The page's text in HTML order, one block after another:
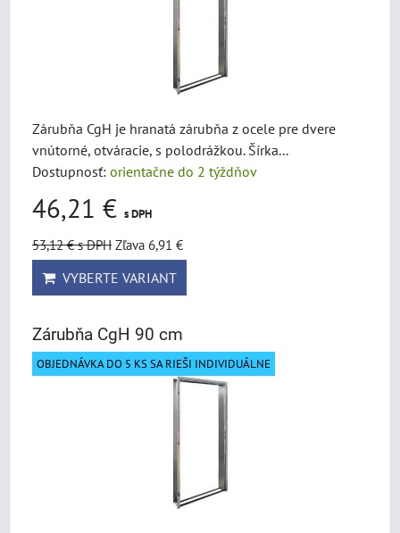
Zárubňa CgH je hranatá zárubňa z ocele pre dvere
vnútorné, otváracie, s polodrážkou. Šírka...
Dostupnosť: orientačne do 2 týždňov
46,21 € s DPH
53,12 €s DPH Zľava 6,91 €
VYBERTE VARIANT
Zárubňa CgH 90 cm
OBJEDNÁVKA DO 5 KS SA RIEŠI INDIVIDUÁLNE